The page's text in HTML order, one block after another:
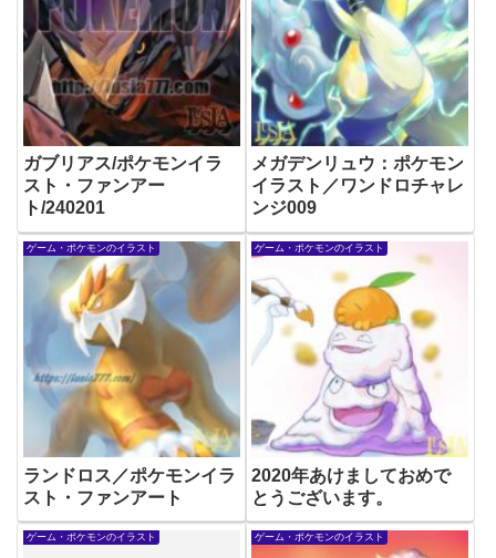
ガブリアス/ポケモンイラ
スト・ファンアー
ト/240201
メガデンリュウ：ポケモン
イラスト／ワンドロチャレ
ンジ009
ゲーム・ポケモンのイラスト
ランドロス／ポケモンイラ
スト・ファンアート
ゲーム・ポケモンのイラスト
2020年あけましておめで
とうございます。
ゲーム・ポケモンのイラスト ゲーム・ポケモンのイラスト